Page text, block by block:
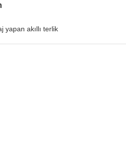
yapan akıllı terlik